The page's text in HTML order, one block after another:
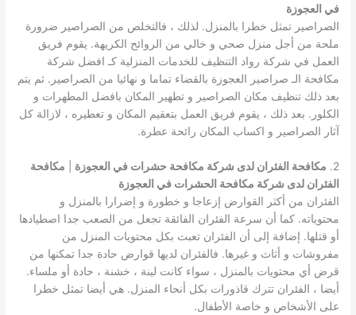
في العجوزة
الصراصير تمثل خطرا بالمنزل. لذلك ، فالتخلص من الصراصير ضرورة
ملحة من أجل منزل صحي و خالي من الروائح الكريهة. يقوم فريق
العمل في شركة رواد التنظيف للخدمات المنزلية كـ افضل شركة
مكافحة الـ صراصير العجوزة بالقضاء تماما و نهائيا من الصراصير. ثم يتم
بعد ذلك تنظيف مكان الصراصير و تطهير المكان بافضل المطهرات و
الكلور. بعد ذلك ، يقوم فريق العمل بتعقيم المكان و تعطيره ، لازالة كل
آثار الصراصير و اكساب المكان رائحة عطرة.
2. مكافحة الفئران لدى شركة مكافحة حشرات في العجوزة
مكافحة
الفئران لدى شركة مكافحة الحشرات في العجوزة
الفئران من أكثر القوارض إزعاجا و خطورة و إضرارا بالمنزل و
محتوياته. كما أن سرعة الفئران الفائقة تجعل من الصعب جدا اصطيادها
أو قتلها. إضافة إلى أن الفئران تعبث بكل محتويات المنزل من
مفروشات و أثاث و غيرها. فالفئران لديها قوارض حادة جدا تمكنها من
قرض أي محتويات بالمنزل ، سواء كانت لينة ، خشنة ، حادة أو ملساء.
أيضا ، الفئران تترك قاذورات بكل أنحاء المنزل. هي أيضا تمثل خطرا
على الأشخاص و خاصة الأطفال.